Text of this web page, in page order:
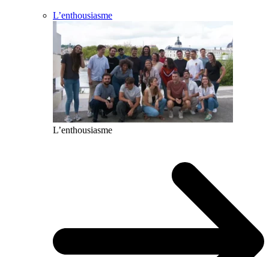
L’enthousiasme
L’enthousiasme